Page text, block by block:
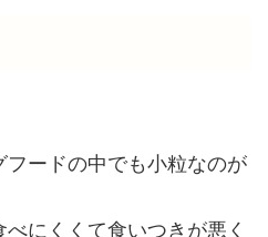
ードの中でも小粒なのが
にくくて食いつきが悪く